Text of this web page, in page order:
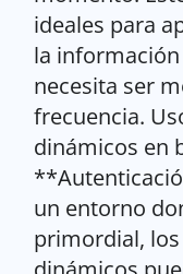
ideales para
la
necesita ser
frecuencia.
dinámicos en
un entorno
primordial,